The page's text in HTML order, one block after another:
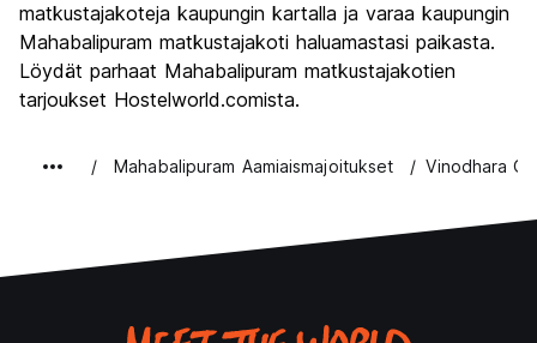
matkustajakoteja kaupungin kartalla ja varaa kaupungin
Mahabalipuram matkustajakoti haluamastasi paikasta.
Löydät parhaat Mahabalipuram matkustajakotien
tarjoukset Hostelworld.comista.
Mahabalipuram Aamiaismajoitukset Vinodhara